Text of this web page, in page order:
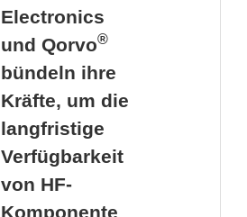
Electronics
und Qorvo®
bündeln ihre
Kräfte, um die
langfristige
Verfügbarkeit
von HF-
Komponente